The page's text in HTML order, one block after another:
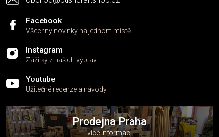
Facebook
Všechny novinky na jednom místě
Instagram
Zážitky z našich výprav
Youtube
Užitečné recenze a návody
Prodejna Praha
více informací